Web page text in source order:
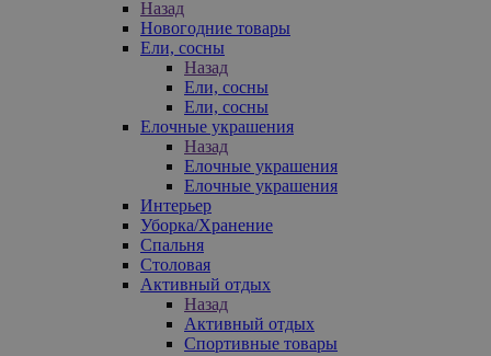
Назад
Новогодние товары
Ели, сосны
Назад
Ели, сосны
Ели, сосны
Елочные украшения
Назад
Елочные украшения
Елочные украшения
Интерьер
Уборка/Хранение
Спальня
Столовая
Активный отдых
Назад
Активный отдых
Спортивные товары